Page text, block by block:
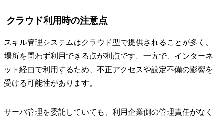
クラウド利用時の注意点
スキル管理システムはクラウド型で提供されることが多く、
場所を問わず利用できる点が利点です。一方で、インターネ
ット経由で利用するため、不正アクセスや設定不備の影響を
受ける可能性があります。
サーバ管理を委託していても、利用企業側の管理責任がなく